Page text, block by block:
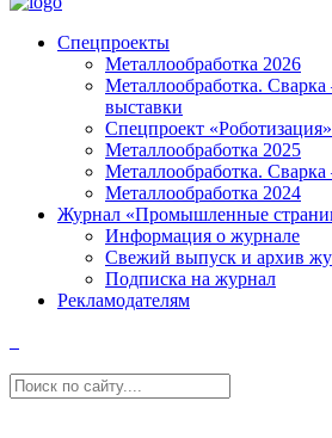
Спецпроекты
Металлообработка 2026
Металлообработка.
выставки
Спецпроект
Металлообработка 2025
Металлообработка.
Металлообработка 2024
Журнал «Промышленные
Информация о журнале
Свежий выпуск и архив
Подписка на журнал
Рекламодателям